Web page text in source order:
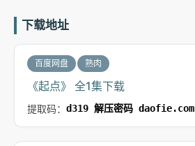
下载地址
百度网盘 熟肉
《起点》 全1集下载
提取码： d319 解压密码 daofie.com